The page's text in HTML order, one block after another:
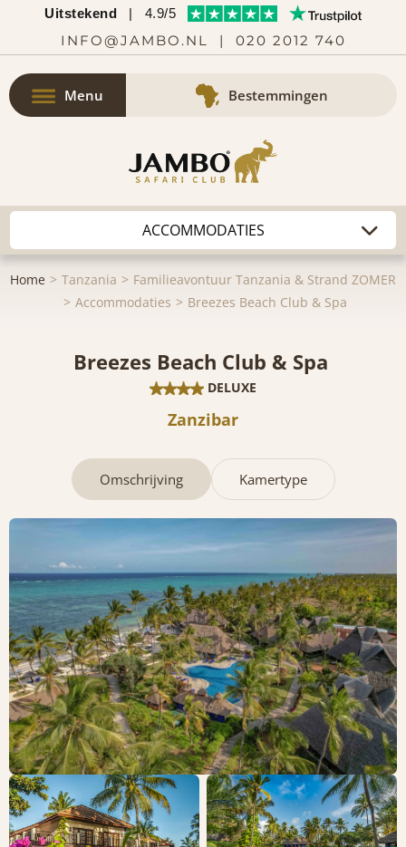
Uitstekend | 4.9/5
INFO@JAMBO.NL | 020 2012 740
Menu Bestemmingen
Home Tanzania
Familieavontuur Tanzania & Strand ZOMER
Accommodaties
Breezes Beach Club & Spa
Breezes Beach Club & Spa
DELUXE
Zanzibar
Omschrijving Kamertype